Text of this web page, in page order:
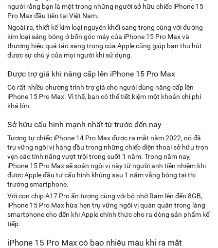
người rằng bạn là một trong những người sở hữu chiếc iPhone 15
Pro Max đầu tiên tại Việt Nam.
Ngoài ra, thiết kế kim loại nguyên khối sang trọng cùng với đường
kim loại sáng bóng ở bốn góc máy của iPhone 15 Pro Max và
thương hiệu quả táo sang trọng của Apple cũng giúp bạn thu hút
được sự chú ý của mọi người khi sử dụng.
Được trợ giá khi nâng cấp lên iPhone 15 Pro Max
Có rất nhiều chương trình trợ giá cho người dùng nâng cấp lên
iPhone 15 Pro Max. Vì thế, bạn có thể tiết kiệm một khoản chi phí
khá lớn.
Sở hữu cấu hình mạnh nhất từ trước đến nay
Tương tự chiếc iPhone 14 Pro Max được ra mắt năm 2022, nó đã
trụ vững ngôi vị hàng đầu trong những chiếc điện thoại sở hữu trọn
vẹn các tính năng vượt trội trong suốt 1 năm. Trong năm nay,
iPhone 15 Pro Max sẽ soán ngôi vị này từ người anh tiền nhiệm khi
được Apple đầu tư cấu hình khủng sau 1 năm vắng bóng tại thị
trường smartphone.
Với con chip A17 Pro ấn tượng cùng với bộ nhớ Ram lên đến 8GB,
iPhone 15 Pro Max hứa hẹn trụ vững ngôi vị quán quân trong làng
smartphone cho đến khi Apple chính thức cho ra dòng sản phẩm kế
tiếp.
iPhone 15 Pro Max có bao nhiêu màu khi ra mắt